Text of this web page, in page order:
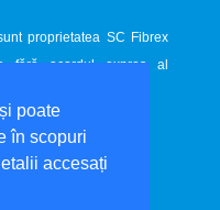
poate
în scopuri
accesați
proprietatea SC Fibrex
acordul expres al